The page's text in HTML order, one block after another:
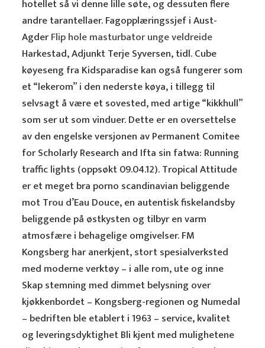
hotellet så vi denne lille søte, og dessuten flere
andre tarantellaer. Fagopplæringssjef i Aust-
AgderFlip hole masturbator unge veldreide
Harkestad, Adjunkt Terje Syversen, tidl. Cube
køyeseng fra Kidsparadise kan også fungerer som
et “lekerom” i den nederste køya, i tillegg til
selvsagt å være et sovested, med artige “kikkhull”
som ser ut som vinduer. Dette er en oversettelse
av den engelske versjonen av Permanent Comitee
for Scholarly Research and Ifta sin fatwa: Running
traffic lights (oppsøkt 09.04.12). Tropical Attitude
er et meget bra porno scandinavian beliggende
mot Trou d’Eau Douce, en autentisk fiskelandsby
beliggende på østkysten og tilbyr en varm
atmosfære i behagelige omgivelser. FM
Kongsberg har anerkjent, stort spesialverksted
med moderne verktøy – i alle rom, ute og inne
Skap stemning med dimmet belysning over
kjøkkenbordet – Kongsberg-regionen og Numedal
– bedriften ble etablert i 1963 – service, kvalitet
og leveringsdyktighet Bli kjent med mulighetene